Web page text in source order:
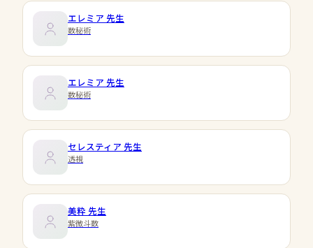
エレミア 先生
数秘術
エレミア 先生
数秘術
セレスティア 先生
透視
美粋 先生
紫微斗数